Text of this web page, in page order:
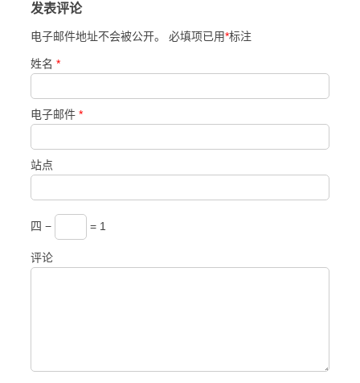
发表评论
电子邮件地址不会被公开。 必填项已用*标注
姓名 *
电子邮件 *
站点
四 − = 1
评论